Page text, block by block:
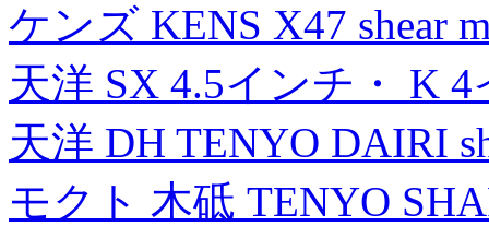
ケンズ KENS X47 shear
天洋 SX 4.5インチ・ K
天洋 DH TENYO DAIRI
モクト 木砥 TENYO